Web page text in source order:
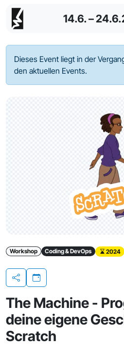
14.6. –
Dieses Event liegt in der
den aktuellen Events.
Workshop Coding & DevOps 2024
Teilen
The Machine -
deine eigene
Scratch